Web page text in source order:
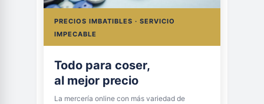
PRECIOS IMBATIBLES · SERVICIO
IMPECABLE
Todo para coser,
al mejor precio
La mercería online con más variedad de